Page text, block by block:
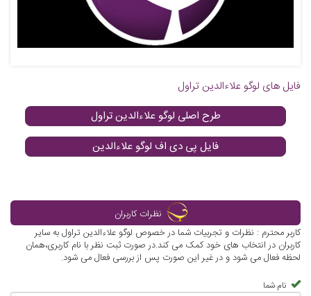
فایل های لوگو علاءالدین تراول
طرح اصلی لوگو علاءالدین تراول
فایل پی دی اف لوگو علاءالدین
نظرات کاربران
کاربر محترم : نظرات و تجربیات شما در خصوص لوگو علاءالدین تراول به سایر
کاربران در انتخاب های خود کمک می کند.در صورت ثبت نظر با نام کاربری،همان
لحظه فعال می شود و در غیر این صورت پس از بررسی فعال می شود.
نام شما